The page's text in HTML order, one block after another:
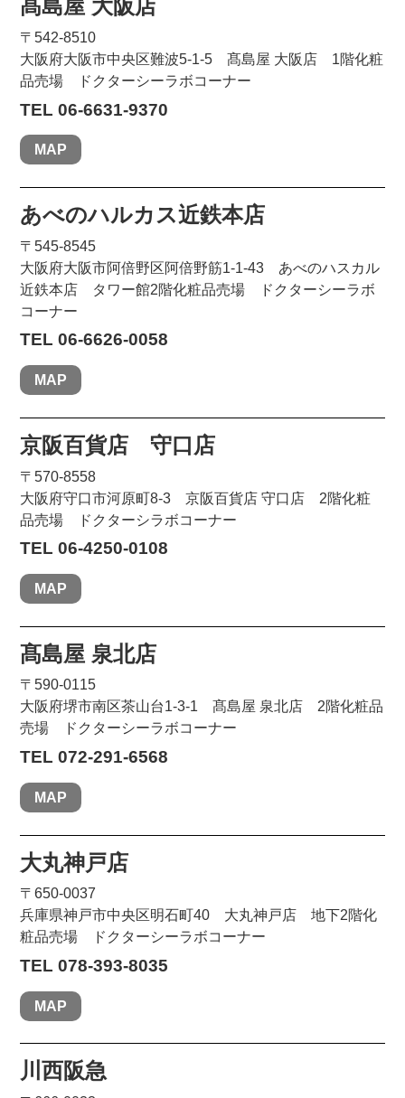
髙島屋 大阪店
〒542-8510
大阪府大阪市中央区難波5-1-5 髙島屋 大阪店 1階化粧
品売場 ドクターシーラボコーナー
TEL 06-6631-9370
MAP
あべのハルカス近鉄本店
〒545-8545
大阪府大阪市阿倍野区阿倍野筋1-1-43 あべのハスカル
近鉄本店 タワー館2階化粧品売場 ドクターシーラボ
コーナー
TEL 06-6626-0058
MAP
京阪百貨店 守口店
〒570-8558
大阪府守口市河原町8-3 京阪百貨店 守口店 2階化粧
品売場 ドクターシラボコーナー
TEL 06-4250-0108
MAP
髙島屋 泉北店
〒590-0115
大阪府堺市南区茶山台1-3-1 髙島屋 泉北店 2階化粧品
売場 ドクターシーラボコーナー
TEL 072-291-6568
MAP
大丸神戸店
〒650-0037
兵庫県神戸市中央区明石町40 大丸神戸店 地下2階化
粧品売場 ドクターシーラボコーナー
TEL 078-393-8035
MAP
川西阪急